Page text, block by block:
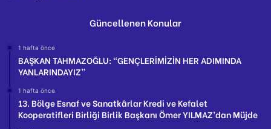
Güncellenen Konular
1 hafta önce
BAŞKAN TAHMAZOĞLU: “GENÇLERİMİZİN HER ADIMINDA
YANLARINDAYIZ”
1 hafta önce
13. Bölge Esnaf ve Sanatkârlar Kredi ve Kefalet
Kooperatifleri Birliği Birlik Başkanı Ömer YILMAZ’dan Müjde